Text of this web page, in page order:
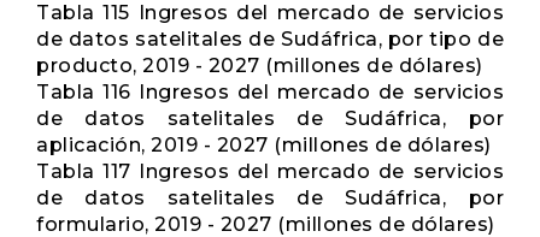
Tabla 115 Ingresos del mercado de servicios
de datos satelitales de Sudáfrica, por tipo de
producto, 2019 - 2027 (millones de dólares)
Tabla 116 Ingresos del mercado de servicios
de datos satelitales de Sudáfrica, por
aplicación, 2019 - 2027 (millones de dólares)
Tabla 117 Ingresos del mercado de servicios
de datos satelitales de Sudáfrica, por
formulario, 2019 - 2027 (millones de dólares)